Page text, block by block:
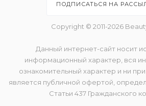
ПОДПИСАТЬСЯ НА
Copyright © 2011-2026
Данный интернет-сайт носит
информационный характер, вся
ознакомительный характер и ни
является публичной офертой,
Статьи 437 Гражданского